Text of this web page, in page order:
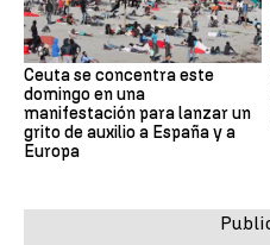
Ceuta se concentra este
domingo en una
manifestación para lanzar un
grito de auxilio a España y a
Europa